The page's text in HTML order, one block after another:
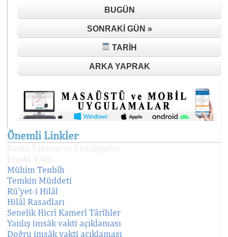
BUGÜN
SONRAKI GÜN »
TARIH
ARKA YAPRAK
Önemli Linkler
İmsâk Vakti
Mühim Tenbîh
Temkin Müddeti
Rü'yet-i Hilâl
Hilâl Rasadları
Senelik Hicrî Kamerî Târîhler
Yanlış imsâk vakti açıklaması
Doğru imsâk vakti açıklaması